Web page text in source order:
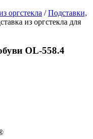
оргстекла /Подставки,
из оргстекла для
OL-558.4